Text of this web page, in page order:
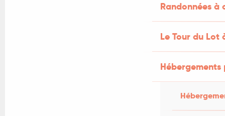
Randonnées
Le Tour du Lot